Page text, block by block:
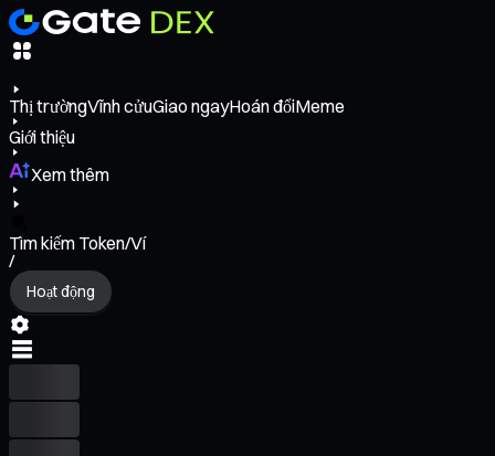
Thị trườngVĩnh cửuGiao ngayHoán đổiMeme
Giới thiệu
Xem thêm
Tìm kiếm Token/Ví
/
Hoạt động